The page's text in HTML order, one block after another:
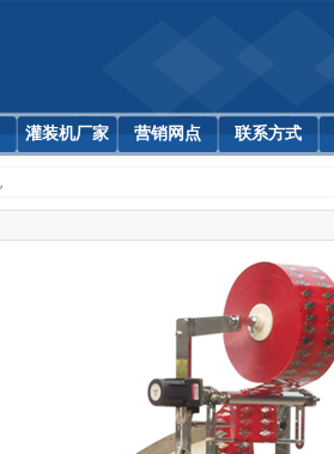
灌装机厂家 营销网点 联系方式